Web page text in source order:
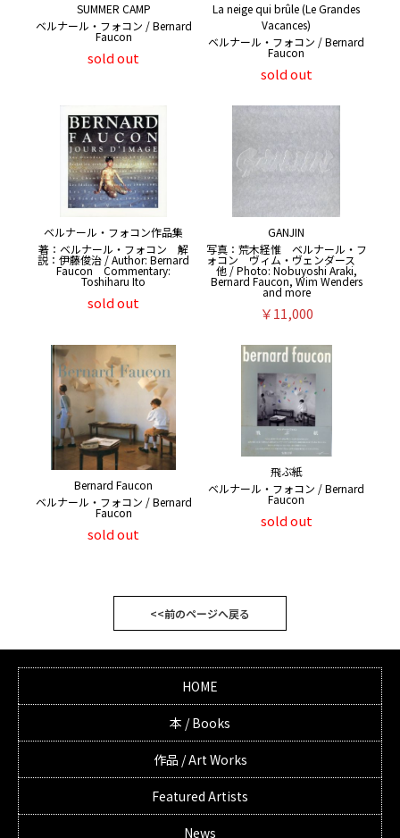
SUMMER CAMP
ベルナール・フォコン / Bernard
Faucon
sold out
La neige qui brûle (Le Grandes
Vacances)
ベルナール・フォコン / Bernard
Faucon
sold out
ベルナール・フォコン作品集
著：ベルナール・フォコン 解
説：伊藤俊治 / Author: Bernard
Faucon Commentary:
Toshiharu Ito
sold out
GANJIN
写真：荒木経惟 ベルナール・フ
ォコン ヴィム・ヴェンダース
他 / Photo: Nobuyoshi Araki,
Bernard Faucon, Wim Wenders
and more
￥11,000
Bernard Faucon
ベルナール・フォコン / Bernard
Faucon
sold out
飛ぶ紙
ベルナール・フォコン / Bernard
Faucon
sold out
<<前のページへ戻る
HOME
本 / Books
作品 / Art Works
Featured Artists
News